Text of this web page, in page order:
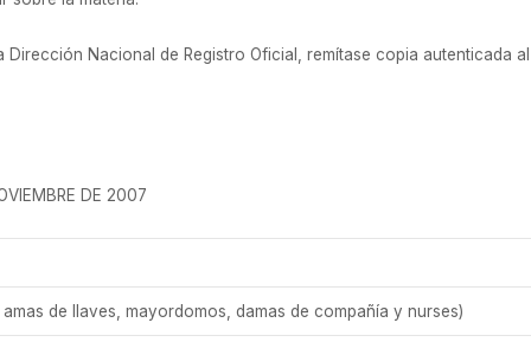
Dirección Nacional de Registro Oficial, remítase copia autenticada
DE 2007
de llaves, mayordomos, damas de compañía y nurses)